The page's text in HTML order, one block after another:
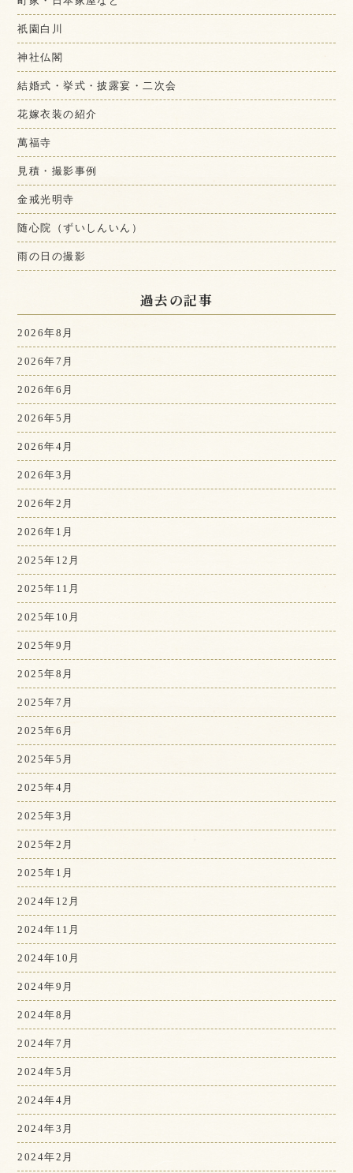
祇園白川
神社仏閣
結婚式・挙式・披露宴・二次会
花嫁衣装の紹介
萬福寺
見積・撮影事例
金戒光明寺
随心院（ずいしんいん）
雨の日の撮影
過去の記事
2026年8月
2026年7月
2026年6月
2026年5月
2026年4月
2026年3月
2026年2月
2026年1月
2025年12月
2025年11月
2025年10月
2025年9月
2025年8月
2025年7月
2025年6月
2025年5月
2025年4月
2025年3月
2025年2月
2025年1月
2024年12月
2024年11月
2024年10月
2024年9月
2024年8月
2024年7月
2024年5月
2024年4月
2024年3月
2024年2月